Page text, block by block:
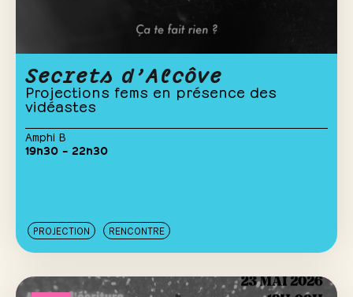
Secrets d’Alcôve
Projections fems en présence des
vidéastes
Amphi B
19h30 – 22h30
PROJECTION RENCONTRE